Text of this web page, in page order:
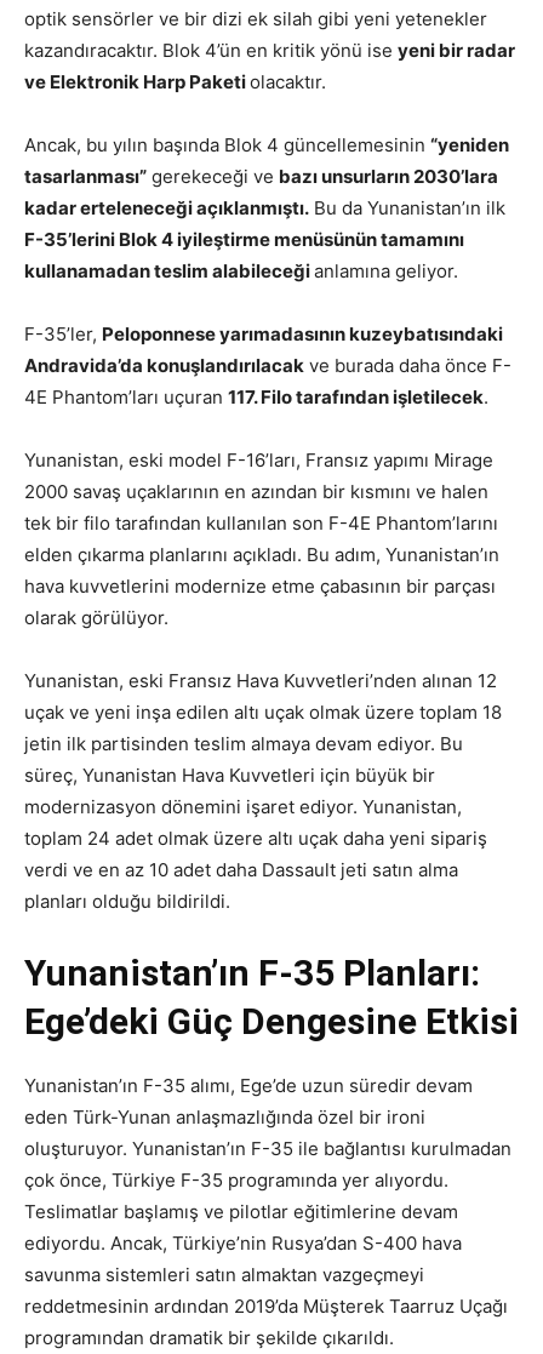
optik sensörler ve bir dizi ek silah gibi yeni yetenekler
kazandıracaktır. Blok 4’ün en kritik yönü ise yeni bir radar
ve Elektronik Harp Paketiolacaktır.
Ancak, bu yılın başında Blok 4 güncellemesinin “yeniden
tasarlanması” gerekeceği ve bazı unsurların 2030’lara
kadar erteleneceği açıklanmıştı. Bu da Yunanistan’ın ilk
F-35’lerini Blok 4 iyileştirme menüsünün tamamını
kullanamadan teslim alabileceğianlamına geliyor.
F-35’ler, Peloponnese yarımadasının kuzeybatısındaki
Andravida’da konuşlandırılacak ve burada daha önce F-
4E Phantom’ları uçuran 117. Filo tarafından işletilecek.
Yunanistan, eski model F-16’ları, Fransız yapımı Mirage
2000 savaş uçaklarının en azından bir kısmını ve halen
tek bir filo tarafından kullanılan son F-4E Phantom’larını
elden çıkarma planlarını açıkladı. Bu adım, Yunanistan’ın
hava kuvvetlerini modernize etme çabasının bir parçası
olarak görülüyor.
Yunanistan, eski Fransız Hava Kuvvetleri’nden alınan 12
uçak ve yeni inşa edilen altı uçak olmak üzere toplam 18
jetin ilk partisinden teslim almaya devam ediyor. Bu
süreç, Yunanistan Hava Kuvvetleri için büyük bir
modernizasyon dönemini işaret ediyor. Yunanistan,
toplam 24 adet olmak üzere altı uçak daha yeni sipariş
verdi ve en az 10 adet daha Dassault jeti satın alma
planları olduğu bildirildi.
Yunanistan’ın F-35 Planları:
Ege’deki Güç Dengesine Etkisi
Yunanistan’ın F-35 alımı, Ege’de uzun süredir devam
eden Türk-Yunan anlaşmazlığında özel bir ironi
oluşturuyor. Yunanistan’ın F-35 ile bağlantısı kurulmadan
çok önce, Türkiye F-35 programında yer alıyordu.
Teslimatlar başlamış ve pilotlar eğitimlerine devam
ediyordu. Ancak, Türkiye’nin Rusya’dan S-400 hava
savunma sistemleri satın almaktan vazgeçmeyi
reddetmesinin ardından 2019’da Müşterek Taarruz Uçağı
programından dramatik bir şekilde çıkarıldı.